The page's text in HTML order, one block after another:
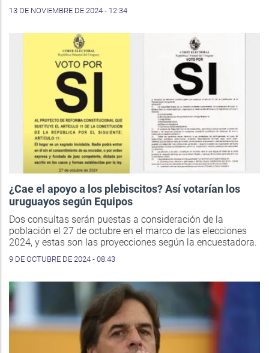
13 DE NOVIEMBRE DE 2024 - 12:34
¿Cae el apoyo a los plebiscitos? Así votarían los
uruguayos según Equipos
Dos consultas serán puestas a consideración de la
población el 27 de octubre en el marco de las elecciones
2024, y estas son las proyecciones según la encuestadora.
9 DE OCTUBRE DE 2024 - 08:43